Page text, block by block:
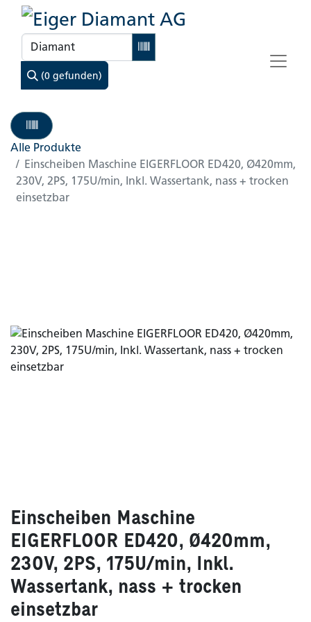
(0 gefunden)
Alle Produkte
Einscheiben Maschine EIGERFLOOR ED420, Ø420mm,
230V, 2PS, 175U/min, Inkl. Wassertank, nass + trocken
einsetzbar
Einscheiben Maschine
EIGERFLOOR ED420, Ø420mm,
230V, 2PS, 175U/min, Inkl.
Wassertank, nass + trocken
einsetzbar